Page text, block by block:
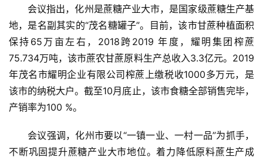
页
会议指出，化州是蔗糖产业大市，是国家级蔗糖生产基
地，是名副其实的“茂名糖罐子”。目前，该市甘蔗种植面积
保持65万亩左右，2018跨2019 年度，耀明集团榨蔗
75.734万吨，该市蔗农甘蔗原料生产总收入3.3亿元。2019
年茂名市耀明企业有限公司榨蔗上缴税收1000多万元，是
该市的纳税大户。截至10月底止，该市食糖全部销售完毕，
产销率为100 %。
会议强调，化州市要以“一镇一业、一村一品”为抓手，
不断巩固提升蔗糖产业大市地位。着力降低原料蔗生产成